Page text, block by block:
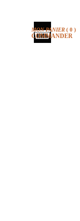
MON PANIER ( 0 )
COMMANDER